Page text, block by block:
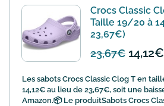
Crocs Classic
Taille 19/20 à
23,67€)
23,67€ 14,12€
Les sabots Crocs Classic Clog T en
14,12€ au lieu de 23,67€, soit une
Amazon.📦 Le produitSabots Crocs